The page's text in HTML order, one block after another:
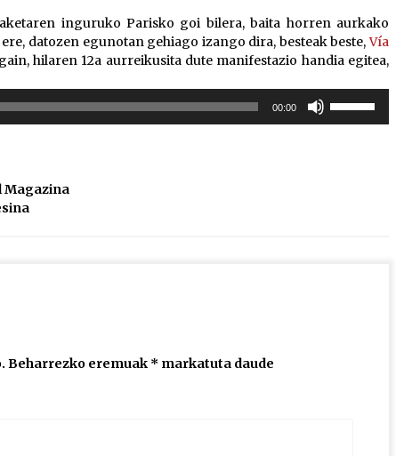
inguruko Parisko goi bilera, baita horren aurkako
datozen egunotan gehiago izango dira, besteak beste,Vía
hilaren 12a aurreikusita dute manifestazio handia egitea,
00:00
Magazina
Beharrezko eremuak * markatuta daude